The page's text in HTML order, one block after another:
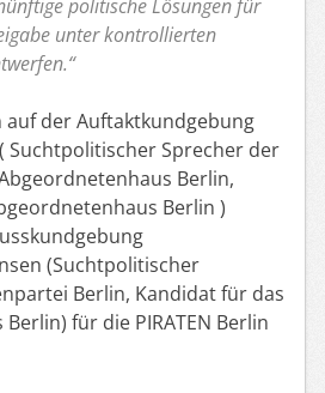
politische Lösungen für
unter kontrollierten
auf der Auftaktkundgebung
Suchtpolitischer Sprecher der
Berlin,
Berlin )
(Suchtpolitischer
Berlin, Kandidat für das
für die PIRATEN Berlin